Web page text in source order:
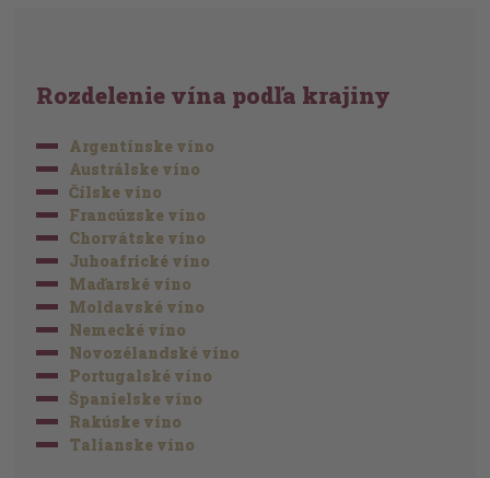
Rozdelenie vína podľa krajiny
Argentínske víno
Austrálske víno
Čílske víno
Francúzske víno
Chorvátske víno
Juhoafrické víno
Maďarské víno
Moldavské víno
Nemecké víno
Novozélandské víno
Portugalské víno
Španielske víno
Rakúske víno
Talianske víno